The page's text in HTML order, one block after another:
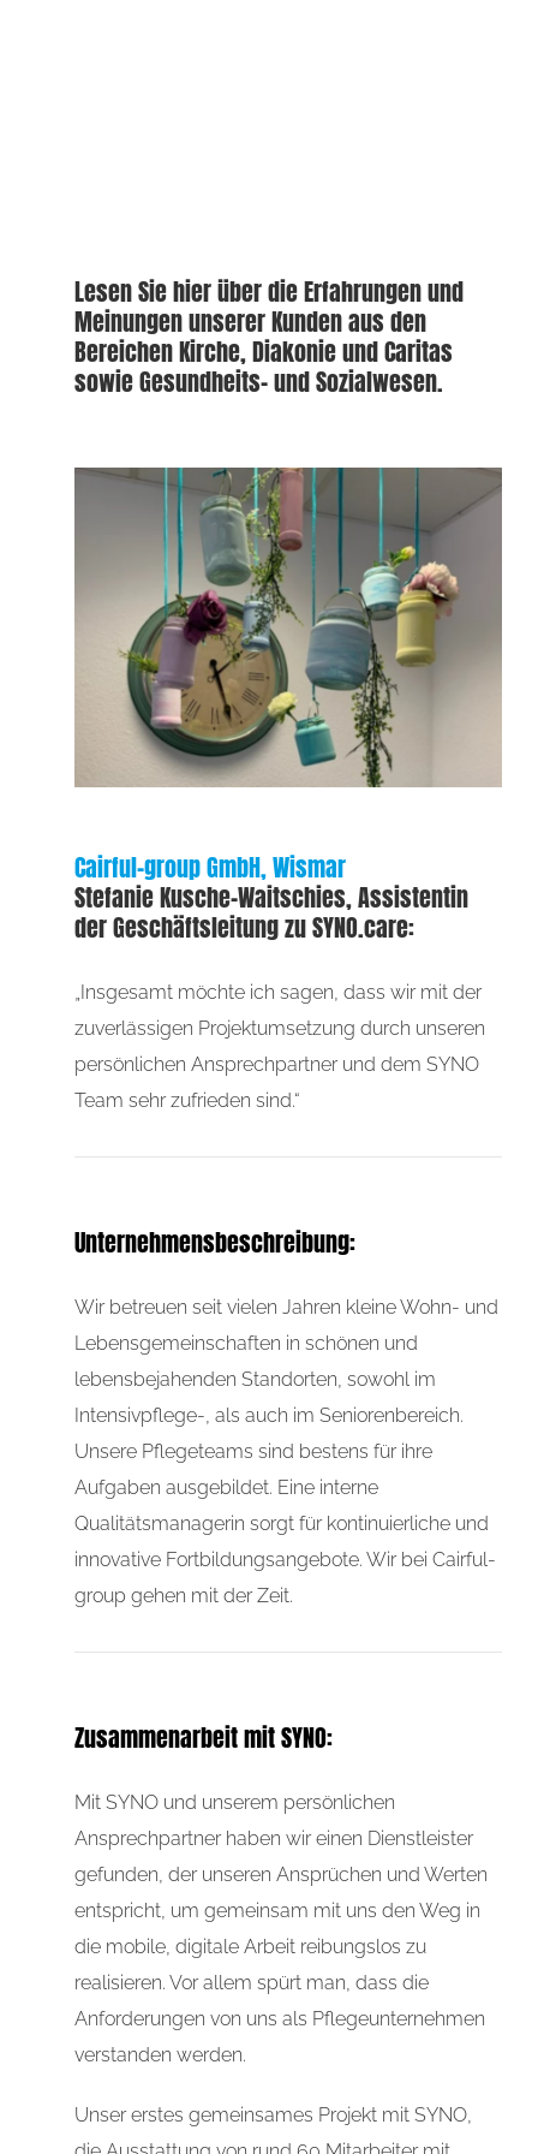
Lesen Sie hier über die Erfahrungen und
Meinungen unserer Kunden aus den
Bereichen Kirche, Diakonie und Caritas
sowie Gesundheits- und Sozialwesen.
Cairful-group GmbH, Wismar
Stefanie Kusche-Waitschies, Assistentin
der Geschäftsleitung zu SYNO.care:
„Insgesamt möchte ich sagen, dass wir mit der
zuverlässigen Projektumsetzung durch unseren
persönlichen Ansprechpartner und dem SYNO
Team sehr zufrieden sind.“
Unternehmensbeschreibung:
Wir betreuen seit vielen Jahren kleine Wohn- und
Lebensgemeinschaften in schönen und
lebensbejahenden Standorten, sowohl im
Intensivpflege-, als auch im Seniorenbereich.
Unsere Pflegeteams sind bestens für ihre
Aufgaben ausgebildet. Eine interne
Qualitätsmanagerin sorgt für kontinuierliche und
innovative Fortbildungsangebote. Wir bei Cairful-
group gehen mit der Zeit.
Zusammenarbeit mit SYNO:
Mit SYNO und unserem persönlichen
Ansprechpartner haben wir einen Dienstleister
gefunden, der unseren Ansprüchen und Werten
entspricht, um gemeinsam mit uns den Weg in
die mobile, digitale Arbeit reibungslos zu
realisieren. Vor allem spürt man, dass die
Anforderungen von uns als Pflegeunternehmen
verstanden werden.
Unser erstes gemeinsames Projekt mit SYNO,